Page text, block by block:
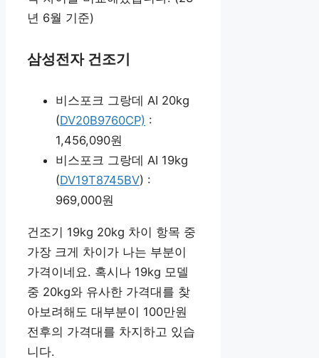
년 6월 기준)
삼성전자 건조기
비스포크 그랑데 AI 20kg
(DV20B9760CP) :
1,456,090원
비스포크 그랑데 AI 19kg
(DV19T8745BV) :
969,000원
건조기 19kg 20kg 차이 항목 중
가장 크게 차이가 나는 부분이
가격이네요. 혹시나 19kg 모델
중 20kg와 유사한 가격대를 찾
아보려해도 대부분이 100만원
전후의 가격대를 차지하고 있습
니다.